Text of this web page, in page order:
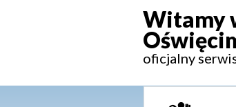
Witamy
oficjalny